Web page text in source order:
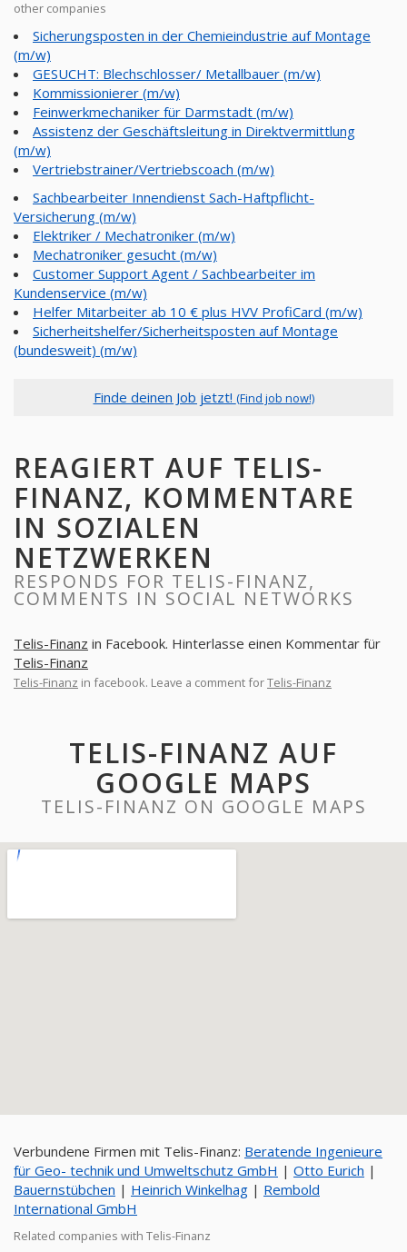
other companies
Sicherungsposten in der Chemieindustrie auf Montage
(m/w)
GESUCHT: Blechschlosser/ Metallbauer (m/w)
Kommissionierer (m/w)
Feinwerkmechaniker für Darmstadt (m/w)
Assistenz der Geschäftsleitung in Direktvermittlung
(m/w)
Vertriebstrainer/Vertriebscoach (m/w)
Sachbearbeiter Innendienst Sach-Haftpflicht-
Versicherung (m/w)
Elektriker / Mechatroniker (m/w)
Mechatroniker gesucht (m/w)
Customer Support Agent / Sachbearbeiter im
Kundenservice (m/w)
Helfer Mitarbeiter ab 10 € plus HVV ProfiCard (m/w)
Sicherheitshelfer/Sicherheitsposten auf Montage
(bundesweit) (m/w)
Finde deinen Job jetzt! (Find job now!)
REAGIERT AUF TELIS-
FINANZ, KOMMENTARE
IN SOZIALEN
NETZWERKEN
RESPONDS FOR TELIS-FINANZ,
COMMENTS IN SOCIAL NETWORKS
Telis-Finanz in Facebook. Hinterlasse einen Kommentar für
Telis-Finanz
Telis-Finanz in facebook. Leave a comment forTelis-Finanz
TELIS-FINANZ AUF
GOOGLE MAPS
TELIS-FINANZ ON GOOGLE MAPS
Verbundene Firmen mit Telis-Finanz: Beratende Ingenieure
für Geo- technik und Umweltschutz GmbH | Otto Eurich |
Bauernstübchen | Heinrich Winkelhag | Rembold
International GmbH
Related companies with Telis-Finanz